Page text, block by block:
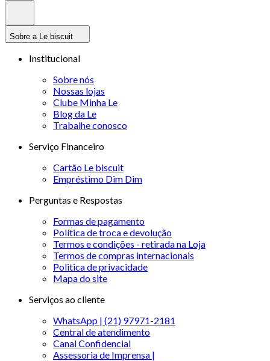
Sobre a Le biscuit
Institucional
Sobre nós
Nossas lojas
Clube Minha Le
Blog da Le
Trabalhe conosco
Serviço Financeiro
Cartão Le biscuit
Empréstimo Dim Dim
Perguntas e Respostas
Formas de pagamento
Política de troca e devolução
Termos e condições - retirada na Loja
Termos de compras internacionais
Politica de privacidade
Mapa do site
Serviços ao cliente
WhatsApp | (21) 97971-2181
Central de atendimento
Canal Confidencial
Assessoria de Imprensa |